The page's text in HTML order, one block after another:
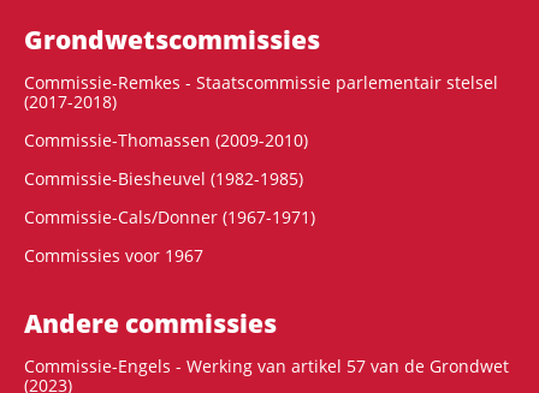
Grondwets­commissies
Commissie-Remkes - Staatscommissie parlementair stelsel
(2017-2018)
Commissie-Thomassen (2009-2010)
Commissie-Biesheuvel (1982-1985)
Commissie-Cals/Donner (1967-1971)
Commissies voor 1967
Andere commissies
Commissie-Engels - Werking van artikel 57 van de Grondwet
(2023)